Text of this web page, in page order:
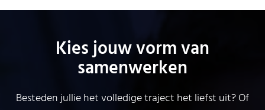
Kies jouw vorm van
samenwerken
Besteden jullie het volledige traject het liefst uit? Of